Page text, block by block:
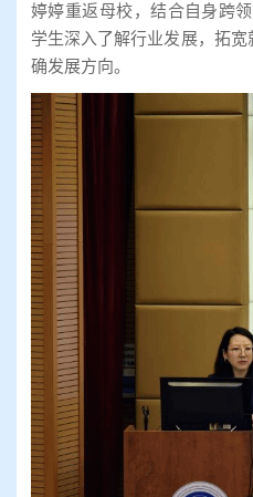
婷婷重返母校，结合自身跨
学生深入了解行业发展，拓
确发展方向。